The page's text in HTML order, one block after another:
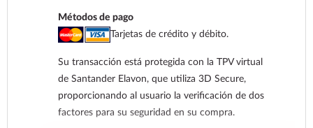
Métodos de pago
Tarjetas de crédito y débito.
Su transacción está protegida con la TPV virtual
de Santander Elavon, que utiliza 3D Secure,
proporcionando al usuario la verificación de dos
factores para su seguridad en su compra.